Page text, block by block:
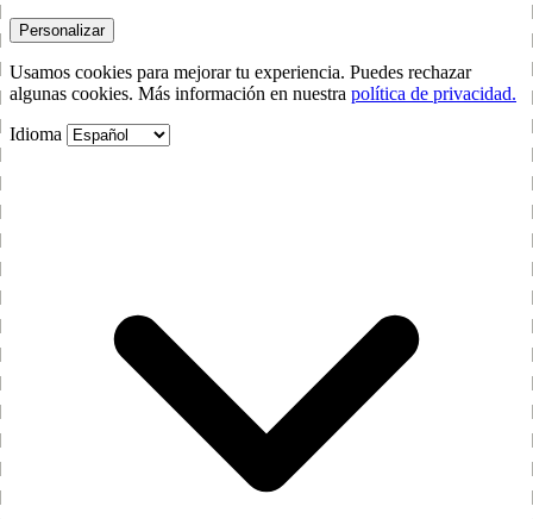
Personalizar
Usamos cookies para mejorar tu experiencia. Puedes rechazar
algunas cookies. Más información en nuestra política de privacidad.
Idioma